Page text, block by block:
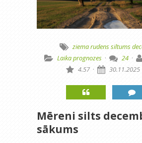
ziemarudens siltums
Laika prognozes · 24 ·
4.57 · 30.11.2025
Mēreni silts
sākums